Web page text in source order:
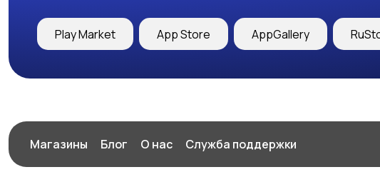
Play Market App Store AppGallery
Магазины Блог О нас Служба поддержки